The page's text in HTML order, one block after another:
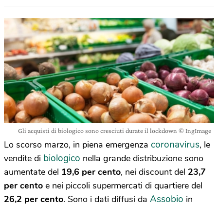
Gli acquisti di biologico sono cresciuti durate il lockdown © IngImage
Lo scorso marzo, in piena emergenza coronavirus, le
vendite di biologico nella grande distribuzione sono
aumentate del 19,6 per cento, nei discount del 23,7
per cento e nei piccoli supermercati di quartiere del
26,2 per cento. Sono i dati diffusi da Assobio in